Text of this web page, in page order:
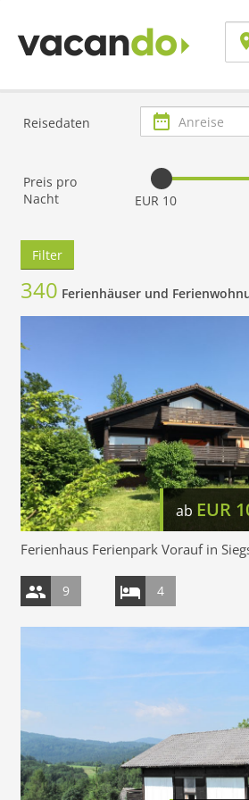
Reisedaten Anreise
Preis pro
Nacht
EUR 10
Filter
340 Ferienhäuser und
ab EUR
Ferienhaus Ferienpark Vorauf in
9 4